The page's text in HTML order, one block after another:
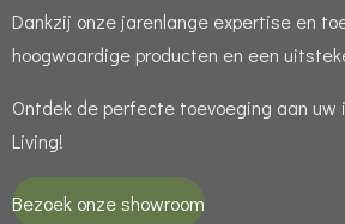
Dankzij onze jarenlange expertise en
hoogwaardige producten en een
Ontdek de perfecte toevoeging aan uw
Living!
Bezoek onze showroom